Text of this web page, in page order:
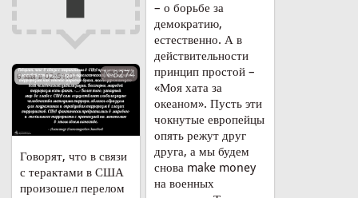
– о борьбе за
демократию,
естественно. А в
действительности
принцип простой –
«Моя хата за
океаном». Пусть эти
чокнутые европейцы
опять режут друг
друга, а мы будем
снова make money
на военных
6 мая в 02:51:06 №8274
Говорят, что в связи
с терактами в США
произошел перелом